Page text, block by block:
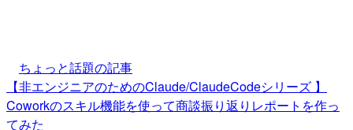
ちょっと話題の記事
【非エンジニアのためのClaude/ClaudeCodeシリーズ 】
Coworkのスキル機能を使って商談振り返りレポートを作っ
てみた